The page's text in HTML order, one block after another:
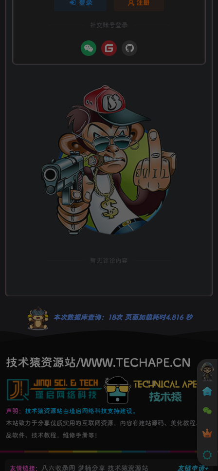
登录 注册
社交账号登录
暂无评论内容
本次数据库查询：18次 页面加载耗时4.816 秒
技术猿资源站/WWW.TECHAPE.CN
声明： 技术猿资源站由瑾启网络科技支持建设。
本站致力于分享优质实用的互联网资源，内容有建站源码、美化教程、精
品软件、技术教程，维修手册等！
友链申请+
友情链接： 八六收录网 梦楠分享 技术猿资源站